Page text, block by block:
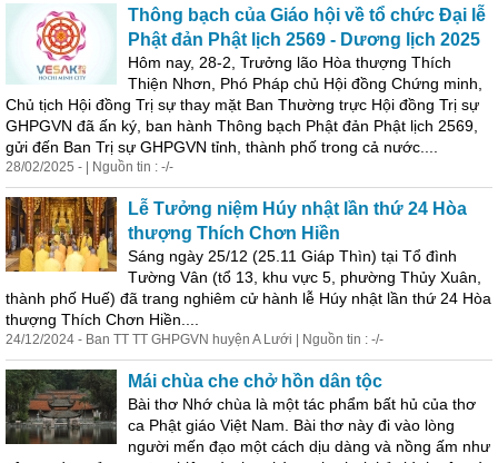
Thông bạch của Giáo hội về tổ chức Đại lễ
Phật đản Phật lịch 2569 - Dương lịch 2025
Hôm nay, 28-2, Trưởng lão Hòa thượng Thích
Thiện Nhơn, Phó Pháp chủ Hội đồng Chứng minh,
Chủ tịch Hội đồng Trị sự thay mặt Ban Thường trực Hội đồng Trị sự
GHPGVN đã ấn ký, ban hành Thông bạch Phật đản Phật lịch 2569,
gửi đến Ban Trị sự GHPGVN tỉnh, thành phố trong cả nước....
28/02/2025 - | Nguồn tin : -/-
Lễ Tưởng niệm Húy nhật lần thứ 24 Hòa
thượng Thích Chơn Hiền
Sáng ngày 25/12 (25.11 Giáp Thìn) tại Tổ đình
Tường Vân (tổ 13, khu vực 5, phường Thủy Xuân,
thành phố Huế) đã trang nghiêm cử hành lễ Húy nhật lần thứ 24 Hòa
thượng Thích Chơn Hiền....
24/12/2024 - Ban TT TT GHPGVN huyện A Lưới | Nguồn tin : -/-
Mái chùa che chở hồn dân tộc
Bài thơ Nhớ chùa là một tác phẩm bất hủ của thơ
ca Phật giáo Việt Nam. Bài thơ này đi vào lòng
người mến đạo một cách dịu dàng và nồng ấm như